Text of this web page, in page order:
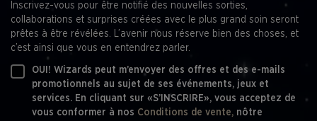
Inscrivez-vous pour être notifié des nouvelles sorties,
collaborations et surprises créées avec le plus grand soin seront
prêtes à être révélées. L’avenir nous réserve bien des choses, et
c’est ainsi que vous en entendrez parler.
OUI! Wizards peut m’envoyer des offres et des e-mails
promotionnels au sujet de ses événements, jeux et
services. En cliquant sur «S’INSCRIRE», vous acceptez de
vous conformer à nos Conditions de vente, nôtre